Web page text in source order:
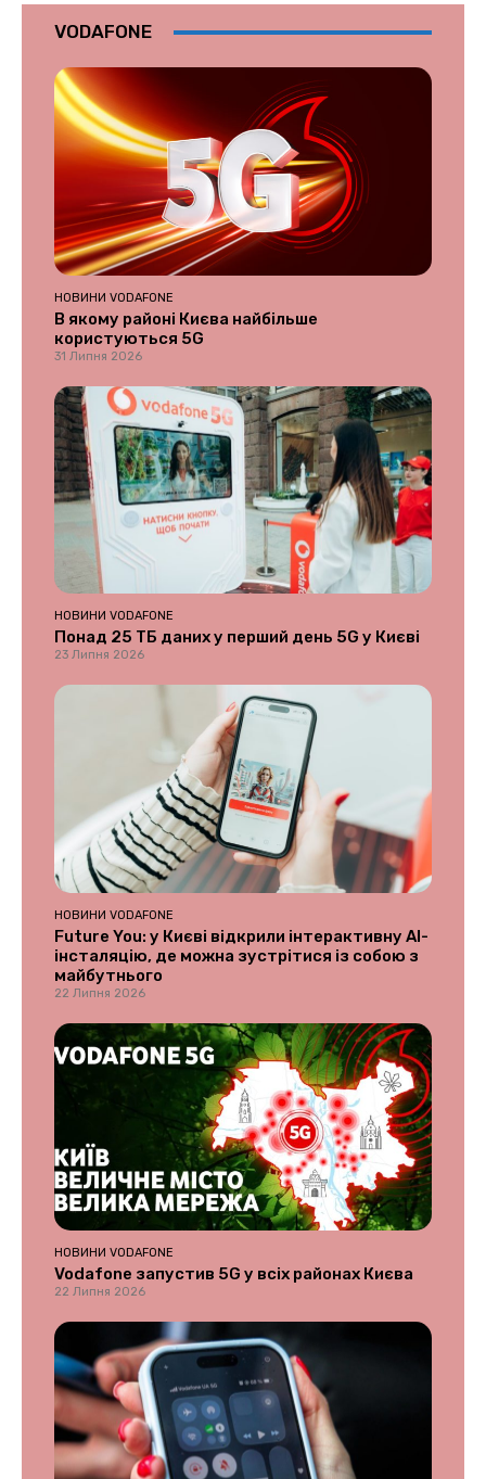
VODAFONE
НОВИНИ VODAFONE
В якому районі Києва найбільше
користуються 5G
31 Липня 2026
НОВИНИ VODAFONE
Понад 25 ТБ даних у перший день 5G у Києві
23 Липня 2026
НОВИНИ VODAFONE
Future You: у Києві відкрили інтерактивну AI-
інсталяцію, де можна зустрітися із собою з
майбутнього
22 Липня 2026
НОВИНИ VODAFONE
Vodafone запустив 5G у всіх районах Києва
22 Липня 2026